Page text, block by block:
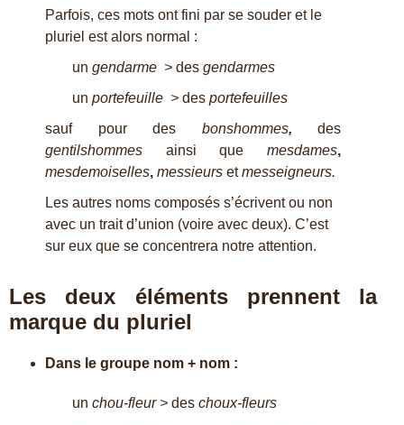
Parfois, ces mots ont fini par se souder et le
pluriel est alors normal :
un gendarme > des gendarmes
un portefeuille > des portefeuilles
sauf pour des bonshommes,
des
gentilshommes ainsi que mesdames,
mesdemoiselles, messieurs etmesseigneurs.
Les autres noms composés s’écrivent ou non
avec un trait d’union (voire avec deux). C’est
sur eux que se concentrera notre attention.
Les deux éléments prennent la
marque du pluriel
Dans le groupe nom + nom :
un chou-fleur > des choux-fleurs